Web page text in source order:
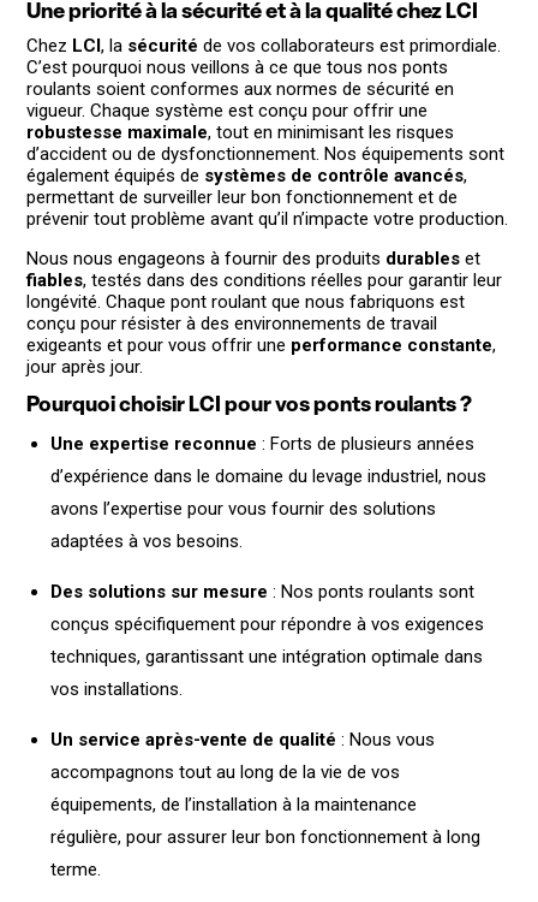
Une priorité à la sécurité et à la qualité chez LCI
Chez LCI, la sécurité de vos collaborateurs est primordiale.
C’est pourquoi nous veillons à ce que tous nos ponts
roulants soient conformes aux normes de sécurité en
vigueur. Chaque système est conçu pour offrir une
robustesse maximale, tout en minimisant les risques
d’accident ou de dysfonctionnement. Nos équipements sont
également équipés de systèmes de contrôle avancés,
permettant de surveiller leur bon fonctionnement et de
prévenir tout problème avant qu’il n’impacte votre production.
Nous nous engageons à fournir des produits durables et
fiables, testés dans des conditions réelles pour garantir leur
longévité. Chaque pont roulant que nous fabriquons est
conçu pour résister à des environnements de travail
exigeants et pour vous offrir une performance constante,
jour après jour.
Pourquoi choisir LCI pour vos ponts roulants ?
Une expertise reconnue : Forts de plusieurs années
d’expérience dans le domaine du levage industriel, nous
avons l’expertise pour vous fournir des solutions
adaptées à vos besoins.
Des solutions sur mesure : Nos ponts roulants sont
conçus spécifiquement pour répondre à vos exigences
techniques, garantissant une intégration optimale dans
vos installations.
Un service après-vente de qualité : Nous vous
accompagnons tout au long de la vie de vos
équipements, de l’installation à la maintenance
régulière, pour assurer leur bon fonctionnement à long
terme.